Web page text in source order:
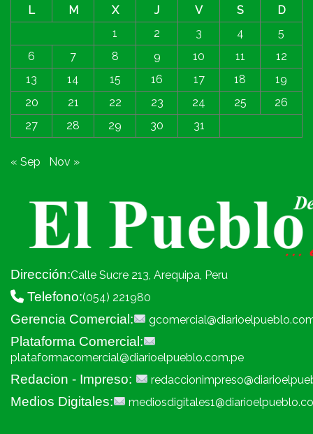
L
M X J V S
D
1
2 3 4
5
6
7 8 9 10 11
12
13
14 15 16 17 18
19
20
21 22 23 24 25
26
27
28 29 30 31
« Sep Nov »
Dirección:Calle Sucre 213, Arequipa, Peru
Telefono:(054) 221980
Gerencia Comercial:
Plataforma Comercial:
plataformacomercial@diarioelpueblo.com.pe
Redacion - Impreso:
Medios Digitales: